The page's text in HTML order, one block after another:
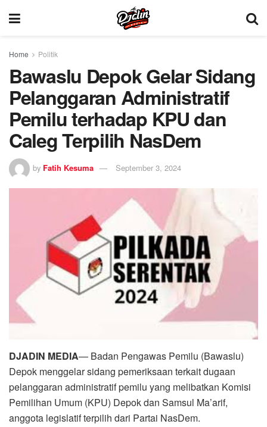
Home Politik
Bawaslu Depok Gelar Sidang
Pelanggaran Administratif
Pemilu terhadap KPU dan
Caleg Terpilih NasDem
by Fatih Kesuma September 3, 2024
DJADIN MEDIA— Badan Pengawas Pemilu (Bawaslu)
Depok menggelar sidang pemeriksaan terkait dugaan
pelanggaran administratif pemilu yang melibatkan Komisi
Pemilihan Umum (KPU) Depok dan Samsul Ma’arif,
anggota legislatif terpilih dari Partai NasDem.